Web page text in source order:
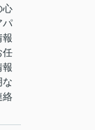
心
パ
報
任
報
な
絡